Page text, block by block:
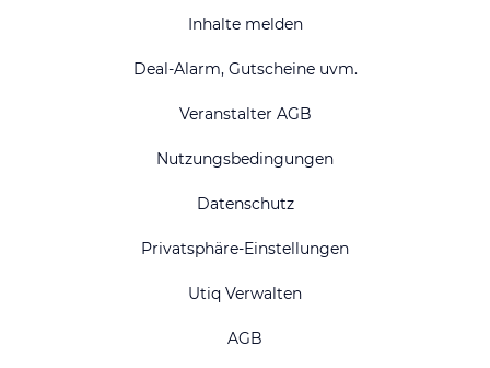
Inhalte melden
Deal-Alarm, Gutscheine uvm.
Veranstalter AGB
Nutzungsbedingungen
Datenschutz
Privatsphäre-Einstellungen
Utiq Verwalten
AGB